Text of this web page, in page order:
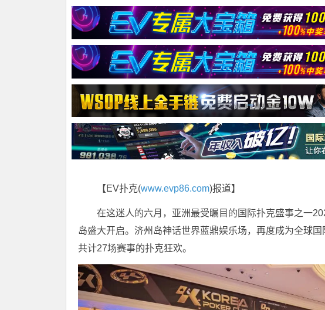
【EV扑克(www.evp86.com)报道】
在这迷人的六月，亚洲最受瞩目的国际扑克盛事之一
岛盛大开启。济州岛神话世界蓝鼎娱乐场，再度成为全球
共计27场赛事的扑克狂欢。